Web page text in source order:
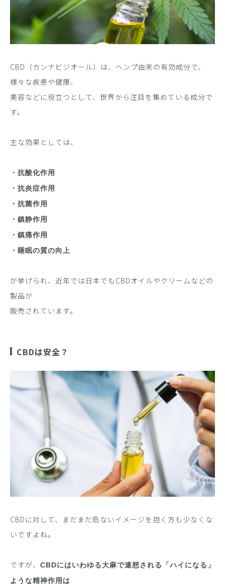
CBD（カンナビジオール）は、ヘンプ由来の有効成分で、
様々な疾患や健康、
美容などに役立つとして、世界から注目を集めている成分で
す。
主な効果としては、
・抗酸化作用
・抗炎症作用
・抗菌作用
・鎮静作用
・鎮痛作用
・睡眠の質の向上
が挙げられ、近年では日本でもCBDオイルやクリームなどの
製品が
販売されています。
CBDは安全？
CBDに対して、まだまだ危ないイメージを抱く方も少なくな
いですよね。
ですが、
CBDにはいわゆる大麻で連想される「ハイになる」
ような精神作用は